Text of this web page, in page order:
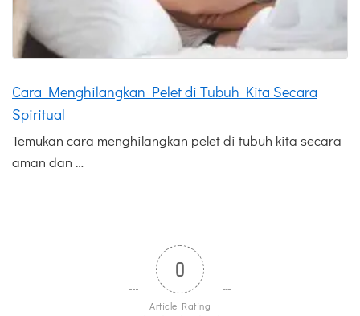
Cara Menghilangkan Pelet di Tubuh Kita Secara
Spiritual
Temukan cara menghilangkan pelet di tubuh kita secara
aman dan …
0
Article Rating